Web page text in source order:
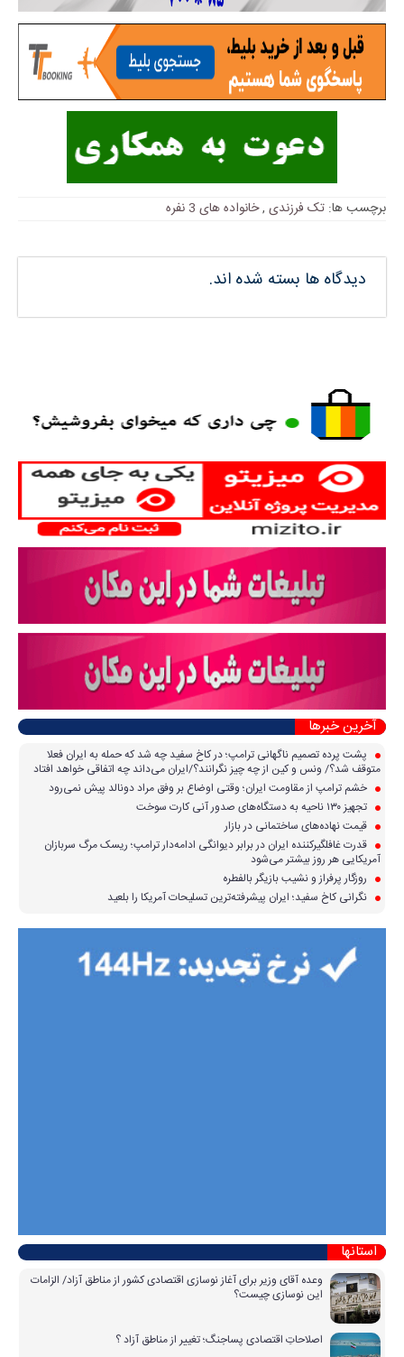
برچسب ها: تک فرزندی ,خانواده های 3 نفره
دیدگاه ها بسته شده اند.
آخرین خبرها
پشت پرده تصمیم ناگهانی ترامپ؛ در کاخ سفید چه شد که حمله به ایران فعلا
متوقف شد؟/ ونس و کین از چه چیز نگرانند؟/ایران می‌داند چه اتفاقی خواهد افتاد
خشم ترامپ از مقاومت ایران؛ وقتی اوضاع بر وفق مراد دونالد پیش نمی‌رود
تجهیز ۱۳۰ ناحیه به دستگاه‌های صدور آنی کارت سوخت
قیمت نهاده‌های ساختمانی در بازار
قدرت غافلگیرکننده ایران در برابر دیوانگی ادامه‌دار ترامپ؛ ریسک مرگ سربازان
آمریکایی هر روز بیشتر می‌شود
روزگار پرفراز و نشیب بازیگر بالفطره
نگرانی کاخ سفید؛ ایران پیشرفته‌ترین تسلیحات آمریکا را بلعید
استانها
وعده آقای وزیر برای آغاز نوسازی اقتصادی کشور از مناطق آزاد/ الزامات
این نوسازی چیست؟
اصلاحاتِ اقتصادی پساجنگ؛ تغییر از مناطق آزاد ؟